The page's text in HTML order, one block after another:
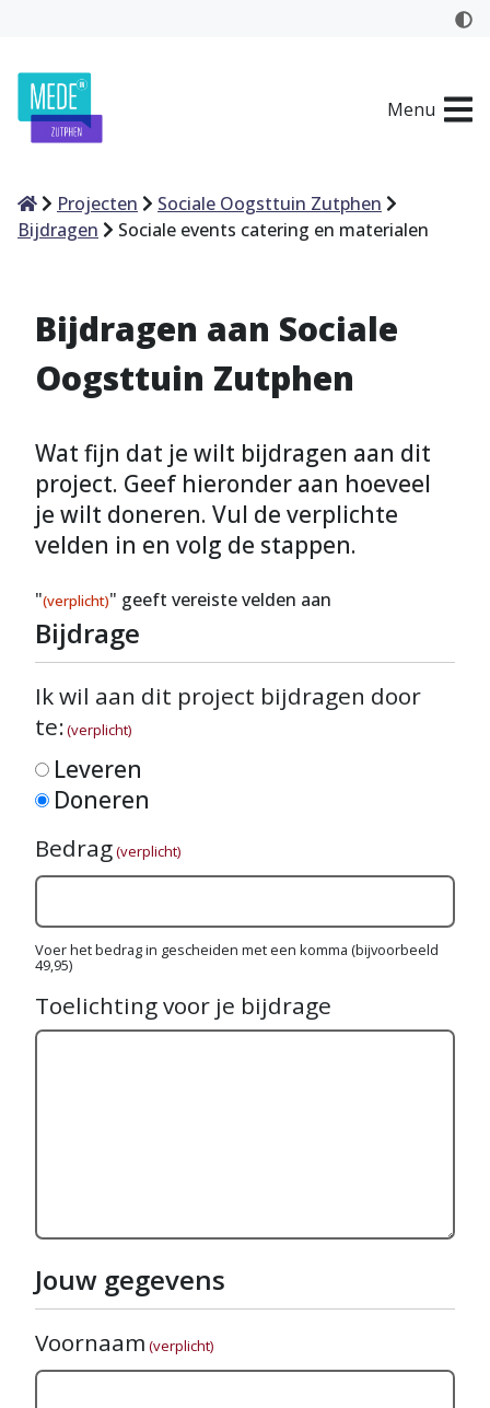
Menu
HomeProjecten
Sociale Oogsttuin Zutphen
Bijdragen
Sociale events catering en materialen
Bijdragen aan Sociale
Oogsttuin Zutphen
Wat fijn dat je wilt bijdragen aan dit
project. Geef hieronder aan hoeveel
je wilt doneren. Vul de verplichte
velden in en volg de stappen.
"(verplicht)" geeft vereiste velden aan
Bijdrage
Ik wil aan dit project bijdragen door
te:(verplicht)
Leveren
Doneren
Bedrag(verplicht)
Voer het bedrag in gescheiden met een komma (bijvoorbeeld
49,95)
Toelichting voor je bijdrage
Jouw gegevens
Voornaam (verplicht)